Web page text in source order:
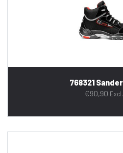
768321
€90,90